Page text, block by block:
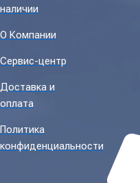
наличии
О Компании
Сервис-центр
Доставка и
оплата
Политика
конфиденциальности